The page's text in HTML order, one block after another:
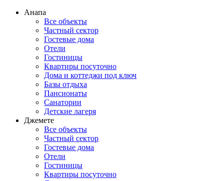
Анапа
Все объекты
Частный сектор
Гостевые дома
Отели
Гостиницы
Квартиры посуточно
Дома и коттеджи под ключ
Базы отдыха
Пансионаты
Санатории
Детские лагеря
Джемете
Все объекты
Частный сектор
Гостевые дома
Отели
Гостиницы
Квартиры посуточно